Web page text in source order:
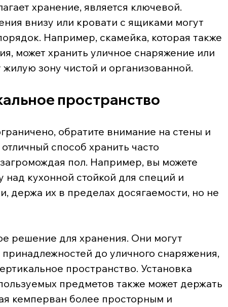
хранение, является ключевой.
внизу или кровати с ящиками могут
Например, скамейка, которая также
может хранить уличное снаряжение или
зону чистой и организованной.
пространство
обратите внимание на стены и
способ хранить часто
пол. Например, вы можете
кухонной стойкой для специй и
держа их в пределах досягаемости, но не
решение для хранения. Они могут
до уличного снаряжения,
пространство. Установка
предметов также может держать
кемперван более просторным и